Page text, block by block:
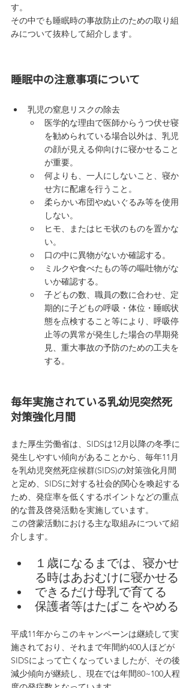
す。
その中でも睡眠時の事故防止のための取り組
みについて抜粋して紹介します。
睡眠中の注意事項について
乳児の窒息リスクの除去
医学的な理由で医師からうつ伏せ寝
を勧められている場合以外は、乳児
の顔が見える仰向けに寝かせること
が重要。
何よりも、一人にしないこと、寝か
せ方に配慮を行うこと。
柔らかい布団やぬいぐるみ等を使用
しない。
ヒモ、またはヒモ状のものを置かな
い。
口の中に異物がないか確認する。
ミルクや食べたもの等の嘔吐物がな
いか確認する。
子どもの数、職員の数に合わせ、定
期的に子どもの呼吸・体位・睡眠状
態を点検すること等により、呼吸停
止等の異常が発生した場合の早期発
見、重大事故の予防のための工夫を
する。
毎年実施されている乳幼児突然死
対策強化月間
また厚生労働省は、SIDSは12月以降の冬季に
発生しやすい傾向があることから、毎年11月
を乳幼児突然死症候群(SIDS)の対策強化月間
と定め、SIDSに対する社会的関心を喚起する
ため、発症率を低くするポイントなどの重点
的な普及啓発活動を実施しています。
この啓蒙活動における主な取組みについて紹
介します。
１歳になるまでは、寝かせ
る時はあおむけに寝かせる
できるだけ母乳で育てる
保護者等はたばこをやめる
平成11年からこのキャンペーンは継続して実
施されており、それまで年間約400人ほどが
SIDSによって亡くなっていましたが、その後
減少傾向が継続し、現在では年間80~100人程